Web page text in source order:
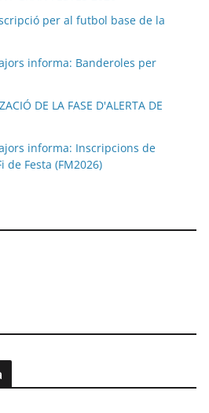
per al futbol base de la
informa: Banderoles per
DE LA FASE D'ALERTA DE
informa: Inscripcions de
de Festa (FM2026)